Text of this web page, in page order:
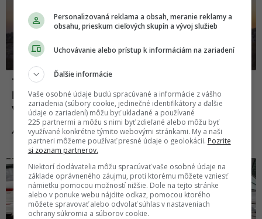
Typy áut, ktoré šoférujú najpríťažlivejší
ľudia. Prieskum odhalil prekvapivé
výsledky
AUTO/MOTO 21.03.2025
Auto/moto
Personalizovaná reklama a obsah, meranie reklamy a
obsahu, prieskum cieľových skupín a vývoj služieb
Uchovávanie alebo prístup k informáciám na zariadení
Ďalšie informácie
Vaše osobné údaje budú spracúvané a informácie z vášho
zariadenia (súbory cookie, jedinečné identifikátory a ďalšie
údaje o zariadení) môžu byť ukladané a používané
225 partnermi a môžu s nimi byť zdieľané alebo môžu byť
využívané konkrétne týmito webovými stránkami. My a naši
partneri môžeme používať presné údaje o geolokácii. Pozrite
si zoznam partnerov.
Niektorí dodávatelia môžu spracúvať vaše osobné údaje na
základe oprávneného záujmu, proti ktorému môžete vzniesť
námietku pomocou možností nižšie. Dole na tejto stránke
alebo v ponuke webu nájdite odkaz, pomocou ktorého
môžete spravovať alebo odvolať súhlas v nastaveniach
ochrany súkromia a súborov cookie.